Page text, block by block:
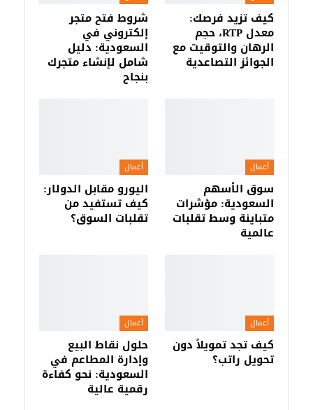
كيف تزيد فرصك:
معدل RTP، حجم
الرهان والتوقيت مع
الجوائز التصاعدية
شروط فتح متجر
إلكتروني في
السعودية: دليل
شامل لإنشاء متجرك
بنجاح
أعمال
سوق الأسهم
السعودية: مؤشرات
متباينة وسط تقلبات
عالمية
أعمال
اليورو مقابل الدولار:
كيف تستفيد من
تقلبات السوق؟
أعمال
كيف تجد تمويلاً دون
تحويل راتب؟
أعمال
حلول نقاط البيع
وإدارة المطاعم في
السعودية: نحو كفاءة
رقمية عالية